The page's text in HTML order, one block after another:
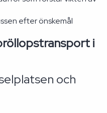
efter önskemål
i
och